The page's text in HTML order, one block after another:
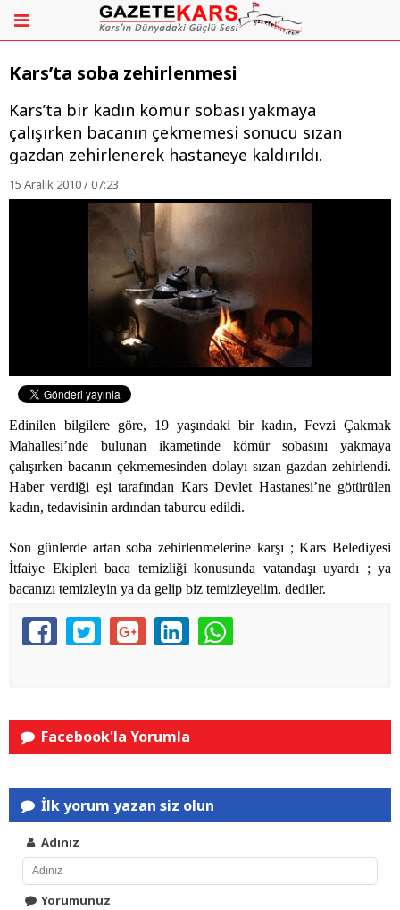
Kars’ta soba zehirlenmesi
Kars’ta bir kadın kömür sobası yakmaya
çalışırken bacanın çekmemesi sonucu sızan
gazdan zehirlenerek hastaneye kaldırıldı.
15 Aralık 2010 / 07:23
Edinilen bilgilere göre, 19 yaşındaki bir kadın, Fevzi Çakmak
Mahallesi’nde bulunan ikametinde kömür sobasını yakmaya
çalışırken bacanın çekmemesinden dolayı sızan gazdan zehirlendi.
Haber verdiği eşi tarafından Kars Devlet Hastanesi’ne götürülen
kadın, tedavisinin ardından taburcu edildi.
Son günlerde artan soba zehirlenmelerine karşı ; Kars Belediyesi
İtfaiye Ekipleri baca temizliği konusunda vatandaşı uyardı ; ya
bacanızı temizleyin ya da gelip biz temizleyelim, dediler.
Facebook'la Yorumla
İlk yorum yazan siz olun
Adınız
Yorumunuz